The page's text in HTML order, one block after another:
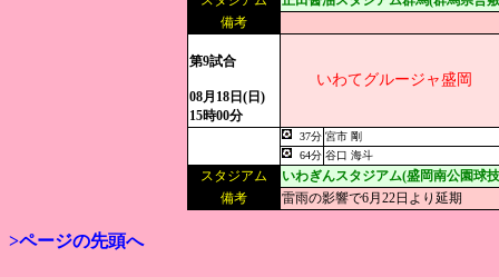
備考
第9試合
08月18日(日)
15時00分
いわてグルージャ盛岡
37分 宮市 剛
64分 谷口 海斗
スタジアム
いわぎんスタジアム(盛岡南公園球
備考
雷雨の影響で6月22日より延期
>ページの先頭へ